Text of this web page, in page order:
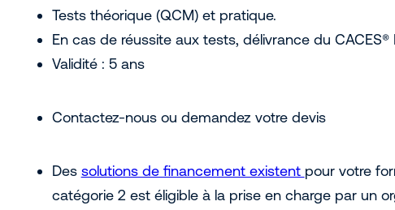
Tests théorique (QCM) et pratique.
En cas de réussite aux tests, délivrance du
Validité : 5 ans
Contactez-nous ou demandez votre devis
Des solutions de financement existent pour votre
catégorie 2 est éligible à la prise en charge par un